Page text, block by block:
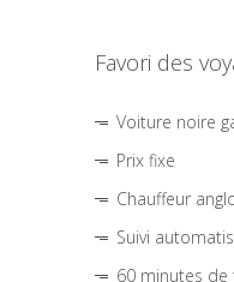
Favori des
Voiture noire
Prix fixe
Chauffeur
Suivi
60 minutes